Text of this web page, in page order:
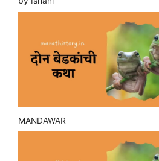
MANDAWAR